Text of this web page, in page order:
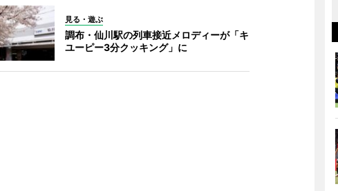
見る・遊ぶ
調布・仙川駅の列車接近メロディーが「キ
ユーピー3分クッキング」に